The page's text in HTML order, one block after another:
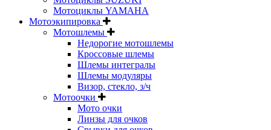
Мотоциклы YAMAHA
Мотоэкипировка
Мотошлемы
Недорогие мотошлемы
Кроссовые шлемы
Шлемы интегралы
Шлемы модуляры
Визор, стекло, з/ч
Мотоочки
Мото очки
Линзы для очков